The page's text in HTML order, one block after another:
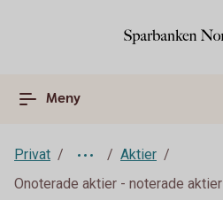
Meny
Privat
Aktier
Onoterade aktier - noterade aktier